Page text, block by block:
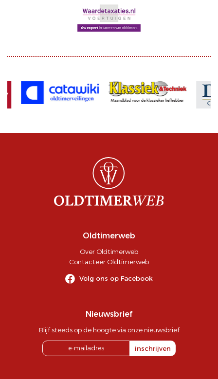
Oldtimerweb
Over Oldtimerweb
Contacteer Oldtimerweb
Volg ons op Facebook
Nieuwsbrief
Blijf steeds op de hoogte via onze nieuwsbrief
inschrijven